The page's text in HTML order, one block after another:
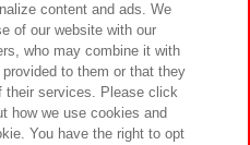
ティ サイトポリシー
content and ads. We
of our website with our
who may combine it with
to them or that they
their services. Please click
how we use cookies and
You have the right to opt